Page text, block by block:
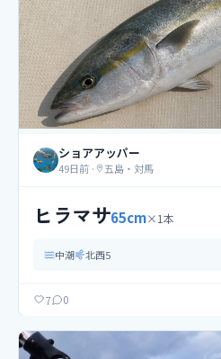
ショアアッパー
49日前 · 五島・対馬
ヒラマサ65cm×1本
中潮 北西5
7 0